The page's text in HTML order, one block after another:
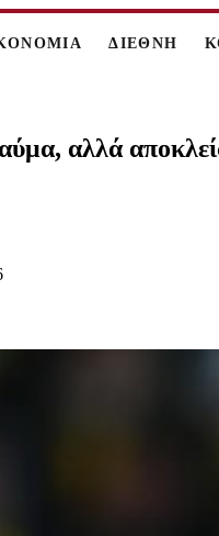
ΔΙΕΘΝΗ
αλλά